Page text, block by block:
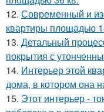
12. Современный и
квартиры площадью
13. Детальный
покрытия с
14. Интерьер этой
дома, в котором она
15. Этот интерьер -